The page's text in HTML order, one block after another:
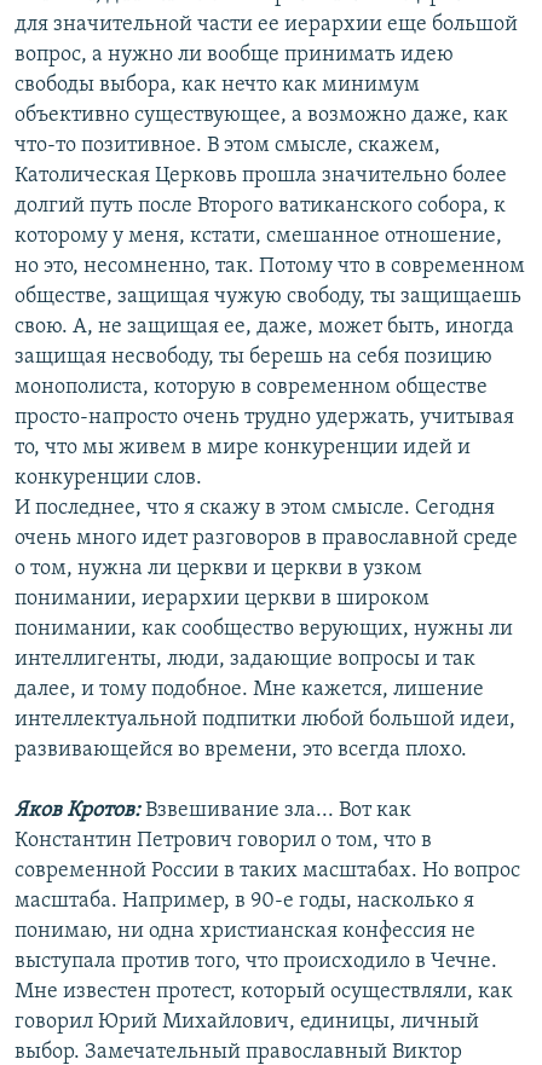
для значительной части ее иерархии еще большой
вопрос, а нужно ли вообще принимать идею
свободы выбора, как нечто как минимум
объективно существующее, а возможно даже, как
что-то позитивное. В этом смысле, скажем,
Католическая Церковь прошла значительно более
долгий путь после Второго ватиканского собора, к
которому у меня, кстати, смешанное отношение,
но это, несомненно, так. Потому что в современном
обществе, защищая чужую свободу, ты защищаешь
свою. А, не защищая ее, даже, может быть, иногда
защищая несвободу, ты берешь на себя позицию
монополиста, которую в современном обществе
просто-напросто очень трудно удержать, учитывая
то, что мы живем в мире конкуренции идей и
конкуренции слов.
И последнее, что я скажу в этом смысле. Сегодня
очень много идет разговоров в православной среде
о том, нужна ли церкви и церкви в узком
понимании, иерархии церкви в широком
понимании, как сообщество верующих, нужны ли
интеллигенты, люди, задающие вопросы и так
далее, и тому подобное. Мне кажется, лишение
интеллектуальной подпитки любой большой идеи,
развивающейся во времени, это всегда плохо.
Яков Кротов:Взвешивание зла... Вот как
Константин Петрович говорил о том, что в
современной России в таких масштабах. Но вопрос
масштаба. Например, в 90-е годы, насколько я
понимаю, ни одна христианская конфессия не
выступала против того, что происходило в Чечне.
Мне известен протест, который осуществляли, как
говорил Юрий Михайлович, единицы, личный
выбор. Замечательный православный Виктор